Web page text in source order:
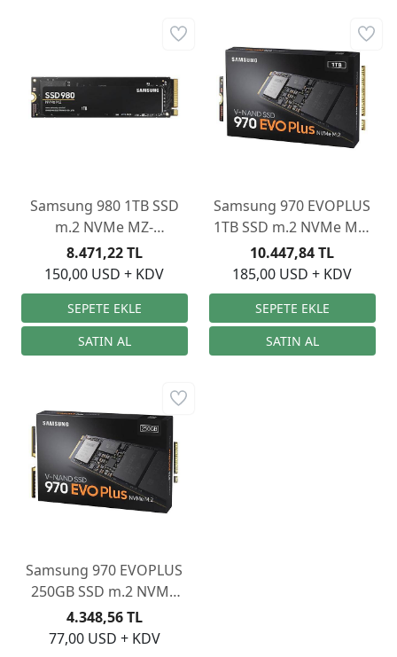
Samsung 980 1TB SSD
m.2 NVMe MZ-
V8V1T0BW
150,00 USD + KDV
8.471,22 TL
Samsung 970 EVOPLUS
1TB SSD m.2 NVMe MZ-
V7S1T0BW
185,00 USD + KDV
10.447,84 TL
Samsung 970 EVOPLUS
250GB SSD m.2 NVMe
MZ-V7S250BW
77,00 USD + KDV
4.348,56 TL